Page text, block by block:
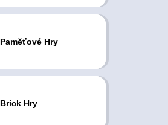
Paměťové Hry
Brick Hry